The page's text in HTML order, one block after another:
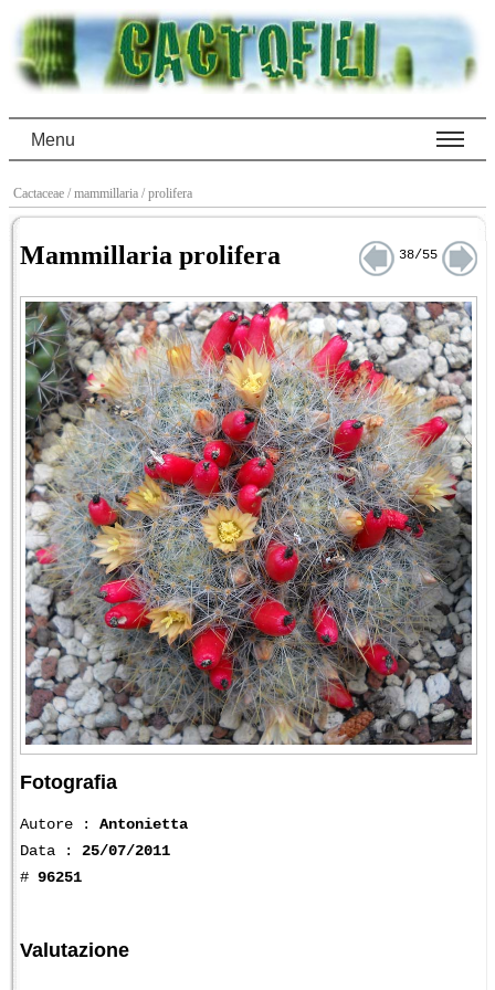
Menu
Cactaceae / mammillaria / prolifera
Mammillaria prolifera 38/55
Fotografia
Autore : Antonietta
Data : 25/07/2011
# 96251
Valutazione